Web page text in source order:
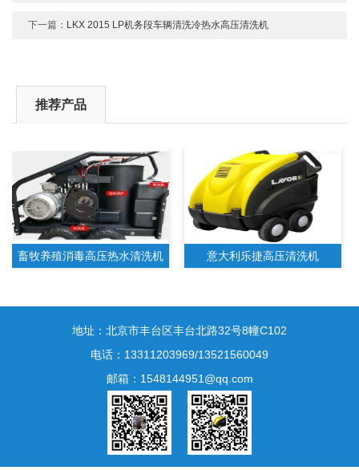
下一篇： LKX 2015 LP机务段车辆清洗冷热水高压清洗机
推荐产品
畜牧养殖消毒高压热水清洗机 意大利乐捷高压清洗机
高温饱和蒸汽清洗机
地址：北京市丰台区丰台北路32号8幢C102
电话：13311203969/13521560049
邮箱：1548144951@qq.com